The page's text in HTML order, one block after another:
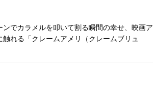
ンでカラメルを叩いて割る瞬間の幸せ、映画ア
触れる「クレームアメリ（クレームブリュ